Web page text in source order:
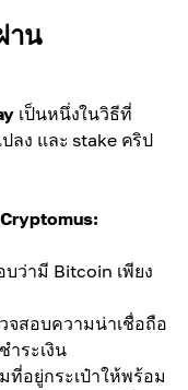
าน
เป็นหนึ่งในวิธีที่
ลง และ stake คริป
ว่ามี Bitcoin เพียง
สอบความน่าเชื่อถือ
ระเงิน
ที่อยู่กระเป๋าให้พร้อม